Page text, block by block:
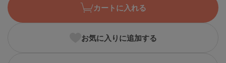
Barbour
バブアー
カートに入れる
お気に入りに追加する